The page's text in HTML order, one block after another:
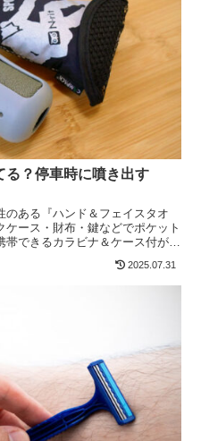
る？停車時に噴き出す
のある『ハンド＆フェイスタオ
ース・財布・鍵などでポケット
できるカラビナ＆ケース付がオ
2025.07.31